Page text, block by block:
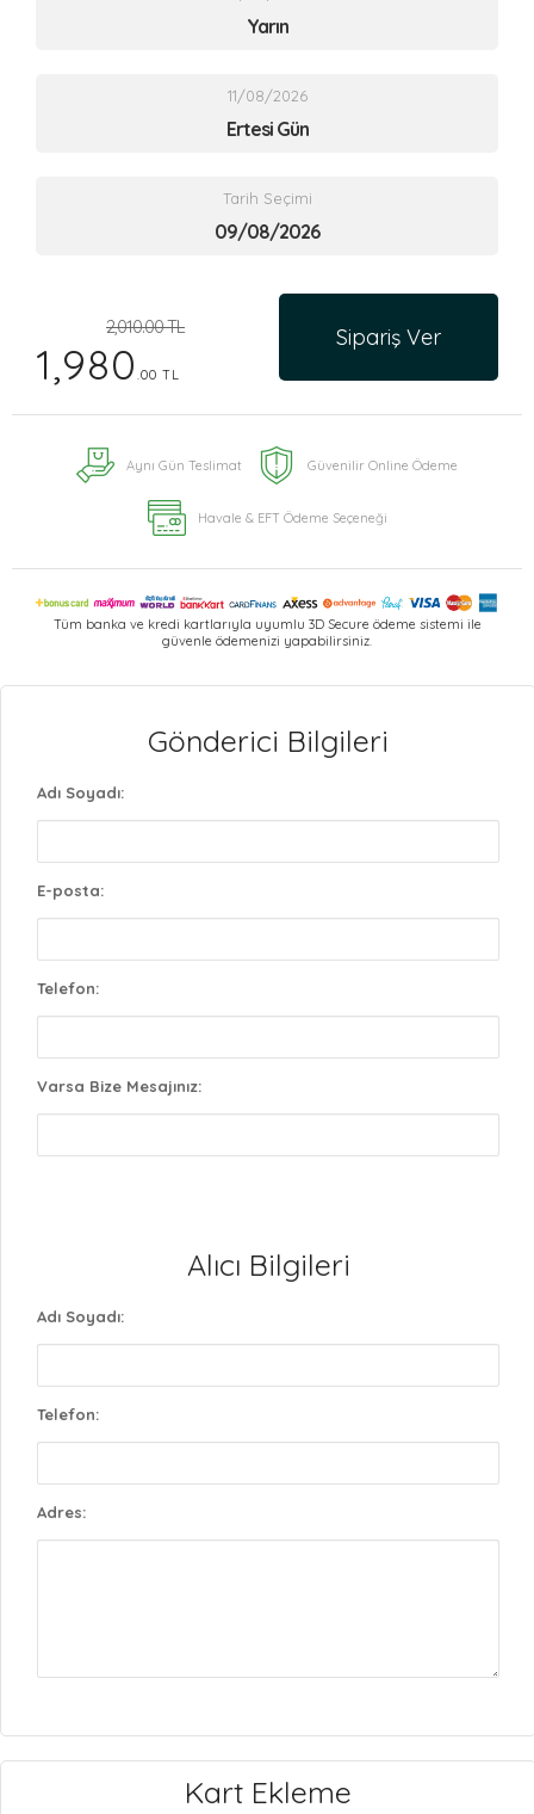
Yarın
11/08/2026
Ertesi Gün
Tarih Seçimi
2,010.00 TL
1,980 .00 TL
Sipariş Ver
Aynı Gün Teslimat Güvenilir Online Ödeme
Havale & EFT Ödeme Seçeneği
Tüm banka ve kredi kartlarıyla uyumlu 3D Secure ödeme sistemi ile
güvenle ödemenizi yapabilirsiniz.
Gönderici Bilgileri
Adı Soyadı:
E-posta:
Telefon:
Varsa Bize Mesajınız:
Alıcı Bilgileri
Adı Soyadı:
Telefon:
Adres:
Kart Ekleme